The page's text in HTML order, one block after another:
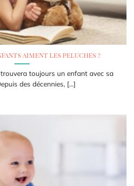
aiment les peluches ?
toujours un enfant avec sa
des décennies, [...]